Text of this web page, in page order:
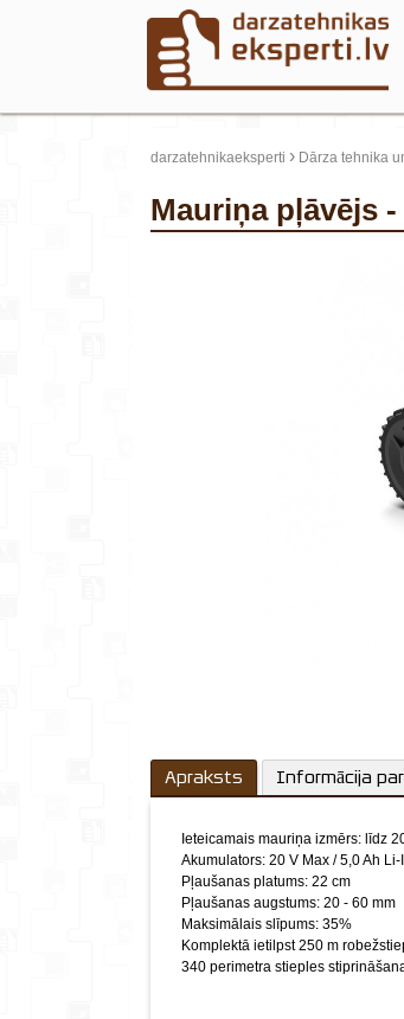
darzatehnikaeksperti › Dārza tehnika
Mauriņa
Apraksts Informācija
Ieteicamais mauriņa izmērs: līdz
Akumulators: 20 V Max / 5,0 Ah Li-
Pļaušanas platums: 22 cm
Pļaušanas augstums: 20 - 60 mm
Maksimālais slīpums: 35%
Komplektā ietilpst 250 m
340 perimetra stieples